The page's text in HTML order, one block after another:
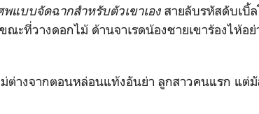
แบบจัดฉากสำหรับตัวเขาเอง สายลับรหัสดับเบิ้
ะที่วางดอกไม้ ด้านจาเรดน้องชายเขาร้องไห้อ
ม่ต่างจากตอนหล่อนแท้งอันย่า ลูกสาวคนแรก แ